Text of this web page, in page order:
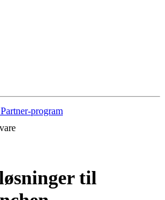
Partner-program
til